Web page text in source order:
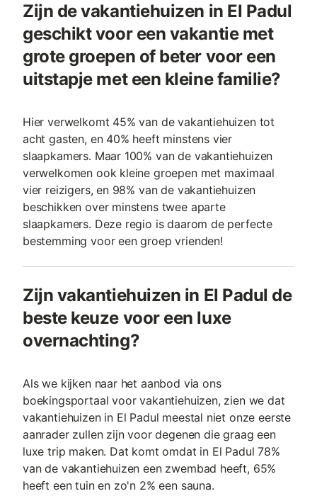
Zijn de vakantiehuizen in El Padul
geschikt voor een vakantie met
grote groepen of beter voor een
uitstapje met een kleine familie?
Hier verwelkomt 45% van de vakantiehuizen tot
acht gasten, en 40% heeft minstens vier
slaapkamers. Maar 100% van de vakantiehuizen
verwelkomen ook kleine groepen met maximaal
vier reizigers, en 98% van de vakantiehuizen
beschikken over minstens twee aparte
slaapkamers. Deze regio is daarom de perfecte
bestemming voor een groep vrienden!
Zijn vakantiehuizen in El Padul de
beste keuze voor een luxe
overnachting?
Als we kijken naar het aanbod via ons
boekingsportaal voor vakantiehuizen, zien we dat
vakantiehuizen in El Padul meestal niet onze eerste
aanrader zullen zijn voor degenen die graag een
luxe trip maken. Dat komt omdat in El Padul 78%
van de vakantiehuizen een zwembad heeft, 65%
heeft een tuin en zo'n 2% een sauna.